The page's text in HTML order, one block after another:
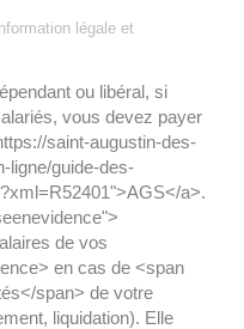
légale et
ou libéral, si
vous devez payer
saint-augustin-des-
ligne/guide-des-
a>.
de vos
en cas de <span
span> de votre
liquidation). Elle